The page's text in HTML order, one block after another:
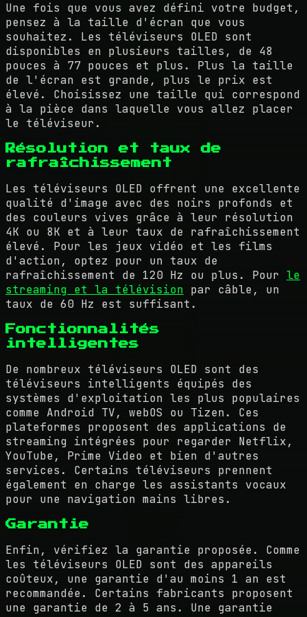
Une fois que vous avez défini votre budget,
pensez à la taille d'écran que vous
souhaitez. Les téléviseurs OLED sont
disponibles en plusieurs tailles, de 48
pouces à 77 pouces et plus. Plus la taille
de l'écran est grande, plus le prix est
élevé. Choisissez une taille qui correspond
à la pièce dans laquelle vous allez placer
le téléviseur.
Résolution et taux de
rafraîchissement
Les téléviseurs OLED offrent une excellente
qualité d'image avec des noirs profonds et
des couleurs vives grâce à leur résolution
4K ou 8K et à leur taux de rafraîchissement
élevé. Pour les jeux vidéo et les films
d'action, optez pour un taux de
rafraîchissement de 120 Hz ou plus. Pour le
streaming et la télévision par câble, un
taux de 60 Hz est suffisant.
Fonctionnalités
intelligentes
De nombreux téléviseurs OLED sont des
téléviseurs intelligents équipés des
systèmes d'exploitation les plus populaires
comme Android TV, webOS ou Tizen. Ces
plateformes proposent des applications de
streaming intégrées pour regarder Netflix,
YouTube, Prime Video et bien d'autres
services. Certains téléviseurs prennent
également en charge les assistants vocaux
pour une navigation mains libres.
Garantie
Enfin, vérifiez la garantie proposée. Comme
les téléviseurs OLED sont des appareils
coûteux, une garantie d'au moins 1 an est
recommandée. Certains fabricants proposent
une garantie de 2 à 5 ans. Une garantie